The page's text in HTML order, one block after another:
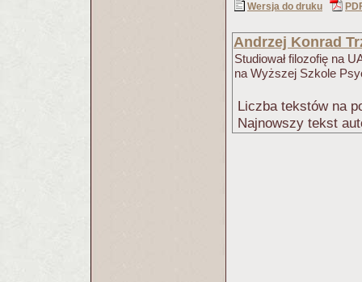
Wersja do druku
Andrzej Konrad
Studiował filozofię na
na Wyższej Szkole
Liczba tekstów na
Najnowszy tekst